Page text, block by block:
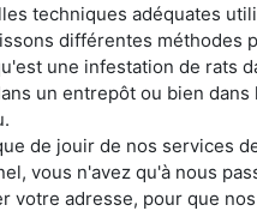
techniques adéquates
différentes méthodes
une infestation de rats
un entrepôt ou bien dans
de jouir de nos services
vous n'avez qu'à nous
votre adresse, pour que